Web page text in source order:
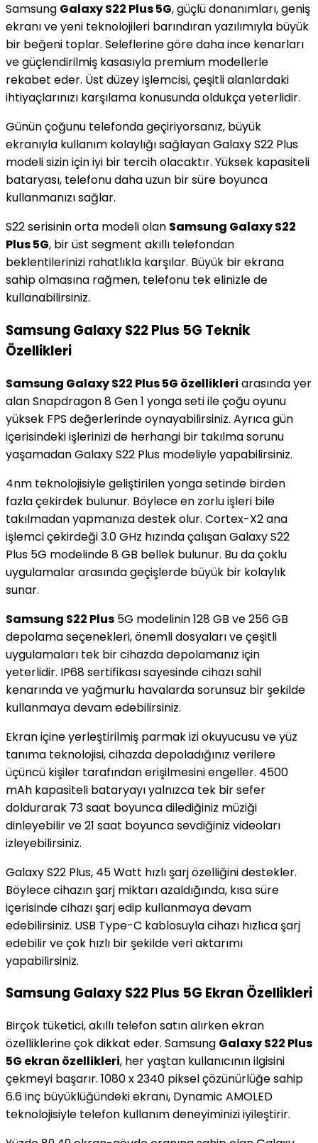
Samsung Galaxy S22 Plus 5G, güçlü donanımları, geniş
ekranı ve yeni teknolojileri barındıran yazılımıyla büyük
bir beğeni toplar. Seleflerine göre daha ince kenarları
ve güçlendirilmiş kasasıyla premium modellerle
rekabet eder. Üst düzey işlemcisi, çeşitli alanlardaki
ihtiyaçlarınızı karşılama konusunda oldukça yeterlidir.
Günün çoğunu telefonda geçiriyorsanız, büyük
ekranıyla kullanım kolaylığı sağlayan Galaxy S22 Plus
modeli sizin için iyi bir tercih olacaktır. Yüksek kapasiteli
bataryası, telefonu daha uzun bir süre boyunca
kullanmanızı sağlar.
S22 serisinin orta modeli olan Samsung Galaxy S22
Plus 5G, bir üst segment akıllı telefondan
beklentilerinizi rahatlıkla karşılar. Büyük bir ekrana
sahip olmasına rağmen, telefonu tek elinizle de
kullanabilirsiniz.
Samsung Galaxy S22 Plus 5G Teknik
Özellikleri
Samsung Galaxy S22 Plus 5G özellikleri arasında yer
alan Snapdragon 8 Gen 1 yonga seti ile çoğu oyunu
yüksek FPS değerlerinde oynayabilirsiniz. Ayrıca gün
içerisindeki işlerinizi de herhangi bir takılma sorunu
yaşamadan Galaxy S22 Plus modeliyle yapabilirsiniz.
4nm teknolojisiyle geliştirilen yonga setinde birden
fazla çekirdek bulunur. Böylece en zorlu işleri bile
takılmadan yapmanıza destek olur. Cortex-X2 ana
işlemci çekirdeği 3.0 GHz hızında çalışan Galaxy S22
Plus 5G modelinde 8 GB bellek bulunur. Bu da çoklu
uygulamalar arasında geçişlerde büyük bir kolaylık
sunar.
Samsung S22 Plus 5G modelinin 128 GB ve 256 GB
depolama seçenekleri, önemli dosyaları ve çeşitli
uygulamaları tek bir cihazda depolamanız için
yeterlidir. IP68 sertifikası sayesinde cihazı sahil
kenarında ve yağmurlu havalarda sorunsuz bir şekilde
kullanmaya devam edebilirsiniz.
Ekran içine yerleştirilmiş parmak izi okuyucusu ve yüz
tanıma teknolojisi, cihazda depoladığınız verilere
üçüncü kişiler tarafından erişilmesini engeller. 4500
mAh kapasiteli bataryayı yalnızca tek bir sefer
doldurarak 73 saat boyunca dilediğiniz müziği
dinleyebilir ve 21 saat boyunca sevdiğiniz videoları
izleyebilirsiniz.
Galaxy S22 Plus, 45 Watt hızlı şarj özelliğini destekler.
Böylece cihazın şarj miktarı azaldığında, kısa süre
içerisinde cihazı şarj edip kullanmaya devam
edebilirsiniz. USB Type-C kablosuyla cihazı hızlıca şarj
edebilir ve çok hızlı bir şekilde veri aktarımı
yapabilirsiniz.
Samsung Galaxy S22 Plus 5G Ekran Özellikleri
Birçok tüketici, akıllı telefon satın alırken ekran
özelliklerine çok dikkat eder. Samsung Galaxy S22 Plus
5G ekran özellikleri, her yaştan kullanıcının ilgisini
çekmeyi başarır. 1080 x 2340 piksel çözünürlüğe sahip
6.6 inç büyüklüğündeki ekranı, Dynamic AMOLED
teknolojisiyle telefon kullanım deneyiminizi iyileştirir.